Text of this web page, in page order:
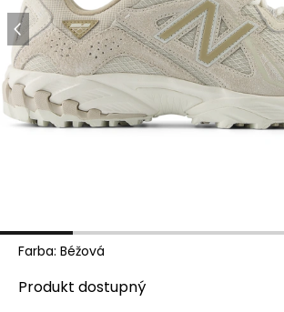
Farba: Béžová
Produkt dostupný